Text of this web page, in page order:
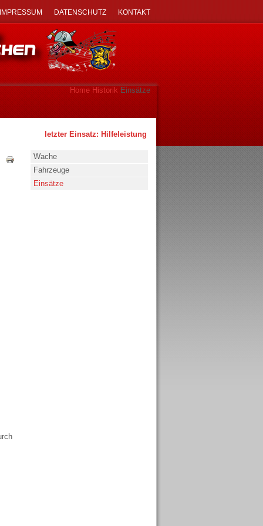
IMPRESSUM DATENSCHUTZ KONTAKT
Home Historik Einsätze
letzter Einsatz: Hilfeleistung - klein - 02.08.2026 um 17:53 Uhr
Wache
Fahrzeuge
Einsätze